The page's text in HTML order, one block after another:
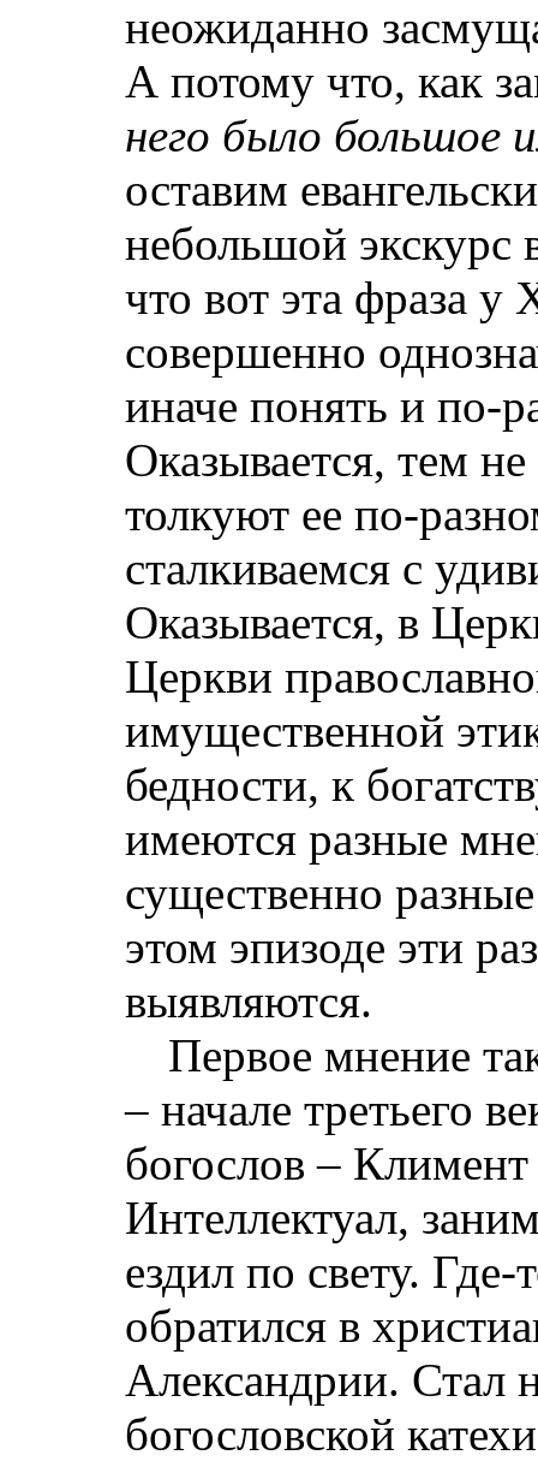
неожиданно
А потому что, как
него было большое
оставим
небольшой экскурс
что вот эта фраза у
совершенно
иначе понять и по-
Оказывается, тем
толкуют ее по-
сталкиваемся с
Оказывается, в
Церкви
имущественной
бедности, к
имеются разные
существенно
этом эпизоде эти
выявляются.
Первое мнение
– начале третьего
богослов –
Интеллектуал,
ездил по свету. Где-
обратился в
Александрии. Стал
богословской